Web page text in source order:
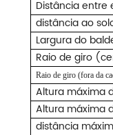
Distância entre
distância ao
Largura do
Raio de giro
Raio de giro (fora da
Altura máxima
Altura máxima
distância